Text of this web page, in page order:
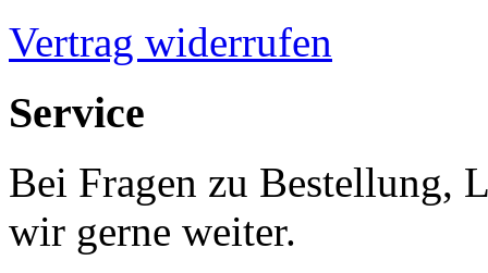
Vertrag widerrufen
Service
Bei Fragen zu Bestellung,
wir gerne weiter.